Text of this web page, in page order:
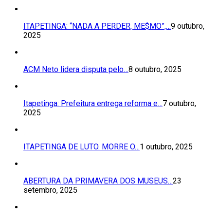
ITAPETINGA: “NADA A PERDER, ME$MO”,…9 outubro,
2025
ACM Neto lidera disputa pelo…8 outubro, 2025
Itapetinga: Prefeitura entrega reforma e…7 outubro,
2025
ITAPETINGA DE LUTO. MORRE O…1 outubro, 2025
ABERTURA DA PRIMAVERA DOS MUSEUS…23
setembro, 2025